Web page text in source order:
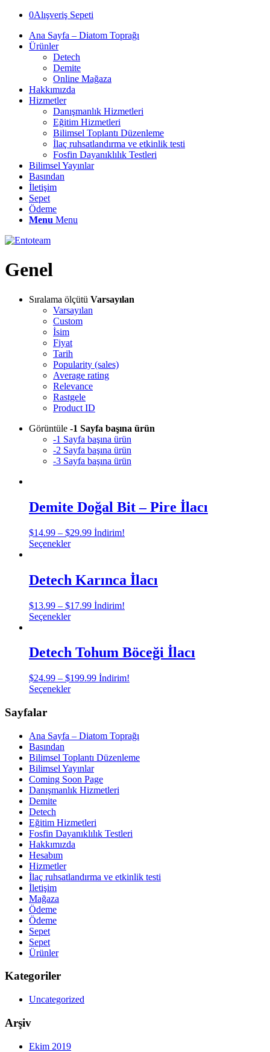
0Alışveriş Sepeti
Ana Sayfa – Diatom Toprağı
Ürünler
Detech
Demite
Online Mağaza
Hakkımızda
Hizmetler
Danışmanlık Hizmetleri
Eğitim Hizmetleri
Bilimsel Toplantı Düzenleme
İlaç ruhsatlandırma ve etkinlik testi
Fosfin Dayanıklılık Testleri
Bilimsel Yayınlar
Basından
İletişim
Sepet
Ödeme
Menu Menu
Genel
Sıralama ölçütü Varsayılan
Varsayılan
Custom
İsim
Fiyat
Tarih
Popularity (sales)
Average rating
Relevance
Rastgele
Product ID
Görüntüle -1 Sayfa başına ürün
-1 Sayfa başına ürün
-2 Sayfa başına ürün
-3 Sayfa başına ürün
Demite Doğal Bit – Pire İlacı
$14.99 – $29.99Fiyat
İndirim!
SeçeneklerBu
fazla
varyasyonu
Seçenekler
ürün
Detech Karınca İlacı
$13.99 – $17.99Fiyat
$17.99
İndirim!
SeçeneklerBu
fazla
varyasyonu
Seçenekler
ürün
Detech Tohum Böceği İlacı
$24.99 – $199.99Fiyat
İndirim!
SeçeneklerBu
varyasyonu
var.
Seçenekler
ürün
sayfasından
seçilebilir
Sayfalar
Ana Sayfa – Diatom Toprağı
Basından
Bilimsel Toplantı Düzenleme
Bilimsel Yayınlar
Coming Soon Page
Danışmanlık Hizmetleri
Demite
Detech
Eğitim Hizmetleri
Fosfin Dayanıklılık Testleri
Hakkımızda
Hesabım
Hizmetler
İlaç ruhsatlandırma ve etkinlik testi
İletişim
Mağaza
Ödeme
Ödeme
Sepet
Sepet
Ürünler
Kategoriler
Uncategorized
Arşiv
Ekim 2019